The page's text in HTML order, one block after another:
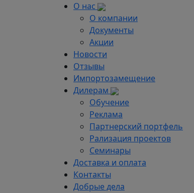
О нас
О компании
Документы
Акции
Новости
Отзывы
Импортозамещение
Дилерам
Обучение
Реклама
Партнерский портфель
Рализация проектов
Семинары
Доставка и оплата
Контакты
Добрые дела